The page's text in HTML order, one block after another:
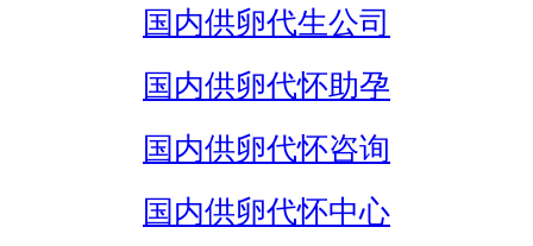
国内供卵代生公司
国内供卵代怀助孕
国内供卵代怀咨询
国内供卵代怀中心